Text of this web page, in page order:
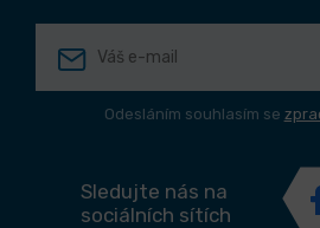
Odesláním souhlasím se
Sledujte nás na
sociálních sítích